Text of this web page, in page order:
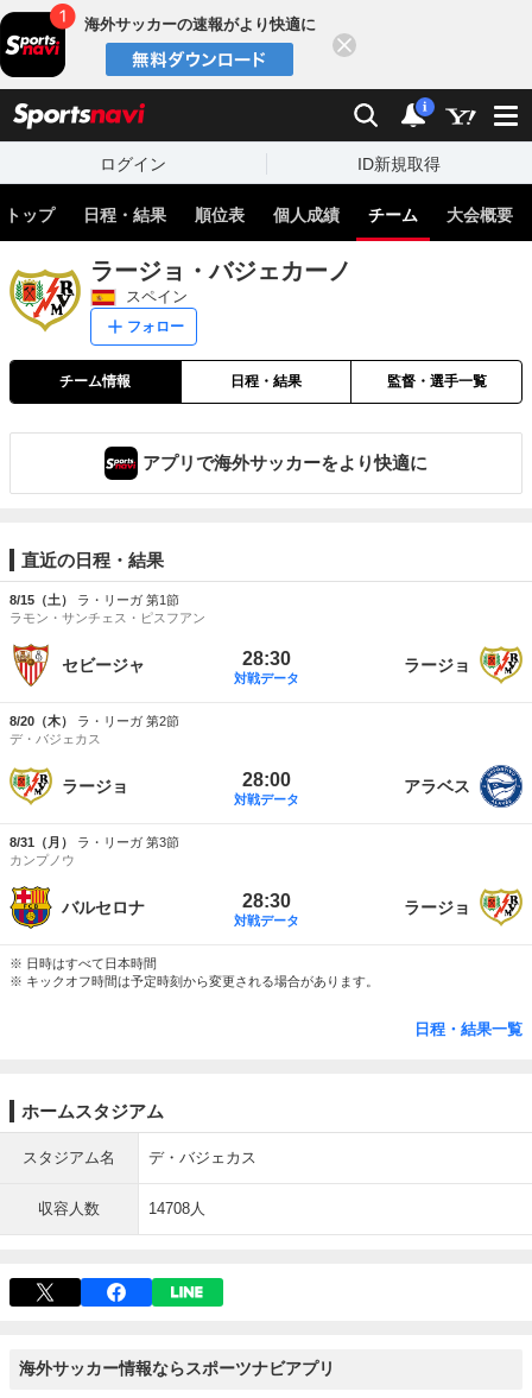
海外サッカーの速報がより快適に
検索 通知
i
ログイン ID新規取得
トップ 日程・結果 順位表 個人成績 チーム 大会概要
ラージョ・バジェカーノ
スペイン
フォロー
チーム情報 日程・結果 監督・選手一覧
アプリで海外サッカーをより快適に
直近の日程・結果
8/15（土）
ラ・リーガ 第1節
ラモン・サンチェス・ピスフアン
セビージャ 28:30
対戦データ
ラージョ
8/20（木）
ラ・リーガ 第2節
デ・バジェカス
ラージョ 28:00
対戦データ
アラベス
8/31（月）
ラ・リーガ 第3節
カンプノウ
バルセロナ 28:30
対戦データ
ラージョ
※ 日時はすべて日本時間
※ キックオフ時間は予定時刻から変更される場合があります。
日程・結果一覧
ホームスタジアム
スタジアム名 デ・バジェカス
収容人数 14708人
海外サッカー情報ならスポーツナビアプリ